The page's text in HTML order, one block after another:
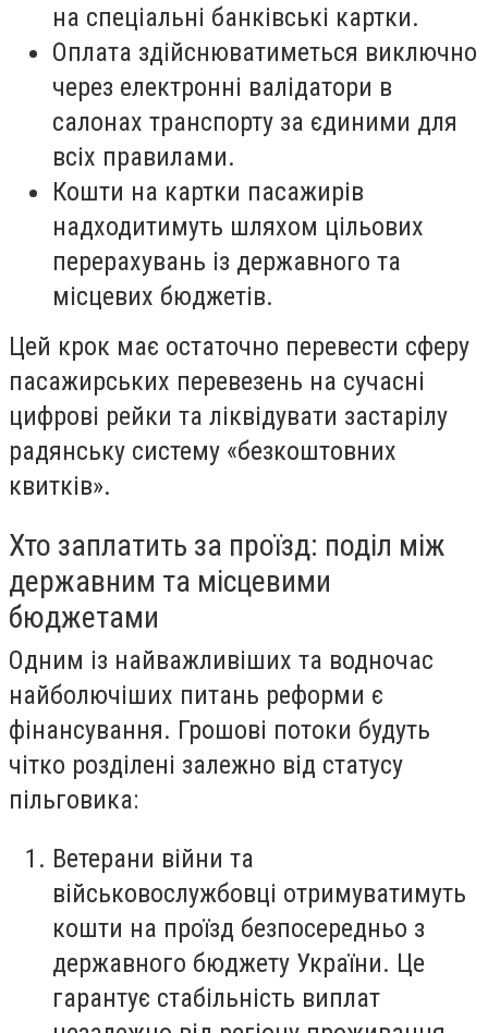
на спеціальні банківські картки.
Оплата здійснюватиметься виключно
через електронні валідатори в
салонах транспорту за єдиними для
всіх правилами.
Кошти на картки пасажирів
надходитимуть шляхом цільових
перерахувань із державного та
місцевих бюджетів.
Цей крок має остаточно перевести сферу
пасажирських перевезень на сучасні
цифрові рейки та ліквідувати застарілу
радянську систему «безкоштовних
квитків».
Хто заплатить за проїзд: поділ між
державним та місцевими
бюджетами
Одним із найважливіших та водночас
найболючіших питань реформи є
фінансування. Грошові потоки будуть
чітко розділені залежно від статусу
пільговика:
Ветерани війни та
військовослужбовці отримуватимуть
кошти на проїзд безпосередньо з
державного бюджету України. Це
гарантує стабільність виплат